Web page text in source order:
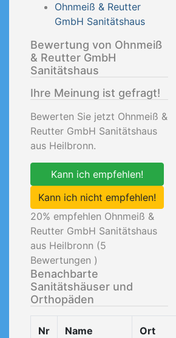
Ohnmeiß & Reutter
GmbH Sanitätshaus
Bewertung von Ohnmeiß
& Reutter GmbH
Sanitätshaus
Ihre Meinung ist gefragt!
Bewerten Sie jetzt Ohnmeiß &
Reutter GmbH Sanitätshaus
aus Heilbronn.
Kann ich empfehlen!
Kann ich nicht empfehlen!
20% empfehlen Ohnmeiß &
Reutter GmbH Sanitätshaus
aus Heilbronn (5
Bewertungen )
Benachbarte
Sanitätshäuser und
Orthopäden
Nr Name Ort